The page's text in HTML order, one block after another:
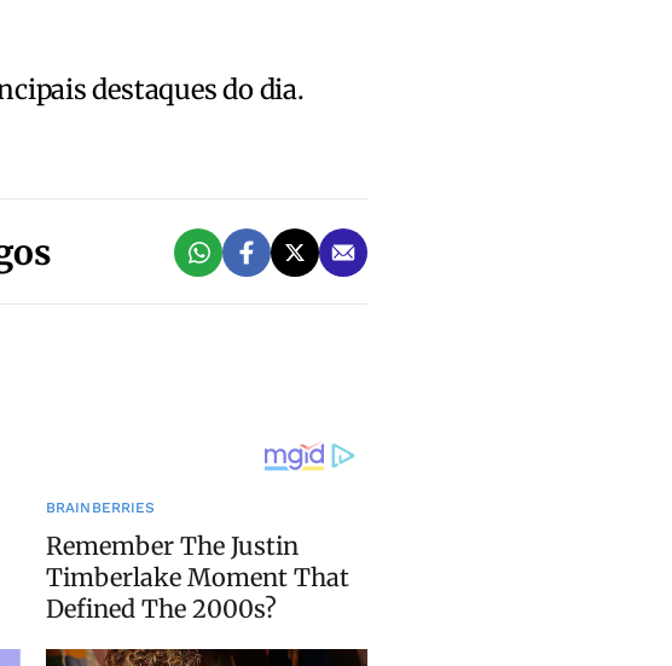
destaques do dia.